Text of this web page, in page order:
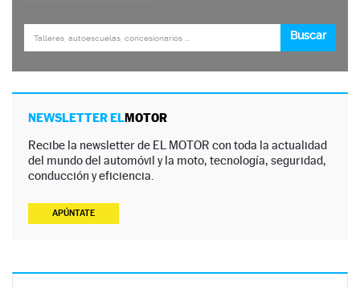
NEWSLETTER ELMOTOR
Recibe la newsletter de EL MOTOR con toda la actualidad
del mundo del automóvil y la moto, tecnología, seguridad,
conducción y eficiencia.
APÚNTATE